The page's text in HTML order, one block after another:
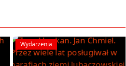
Wydarzenia